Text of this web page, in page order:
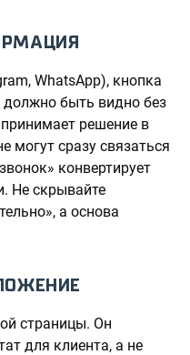
WhatsApp), кнопка
должно быть видно без
решение в
могут сразу связаться
конвертирует
Не скрывайте
а основа
страницы. Он
для клиента, а не